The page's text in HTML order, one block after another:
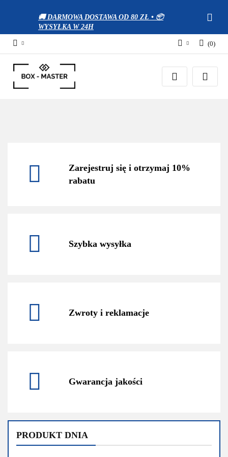
🚚 DARMOWA DOSTAWA OD 80 ZŁ • 📦
WYSYŁKA W 24H
Zaloguj się
Zarejestruj się
(0)
Zarejestruj się i otrzymaj 10%
rabatu
Szybka wysyłka
Zwroty i reklamacje
Gwarancja jakości
PRODUKT DNIA